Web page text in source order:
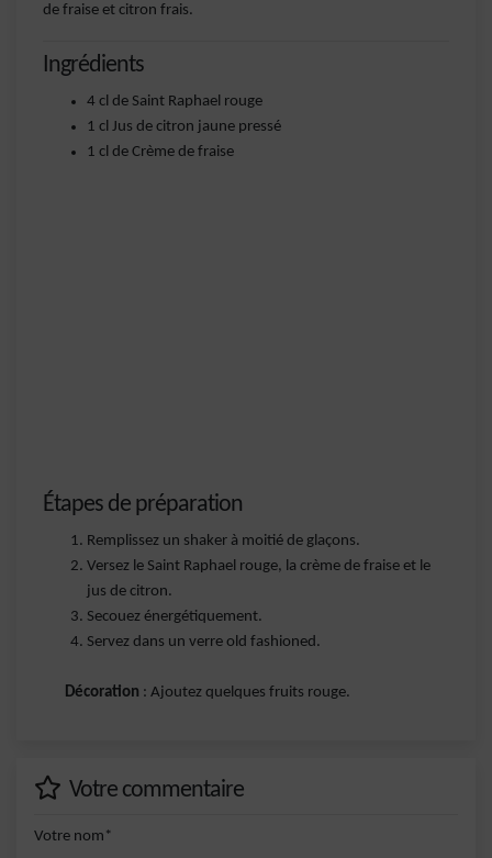
de fraise et citron frais.
Ingrédients
4 cl de Saint Raphael rouge
1 cl Jus de citron jaune pressé
1 cl de Crème de fraise
Étapes de préparation
Remplissez un shaker à moitié de glaçons.
Versez le Saint Raphael rouge, la crème de fraise et le
jus de citron.
Secouez énergétiquement.
Servez dans un verre old fashioned.
Décoration : Ajoutez quelques fruits rouge.
Votre commentaire
Votre nom*